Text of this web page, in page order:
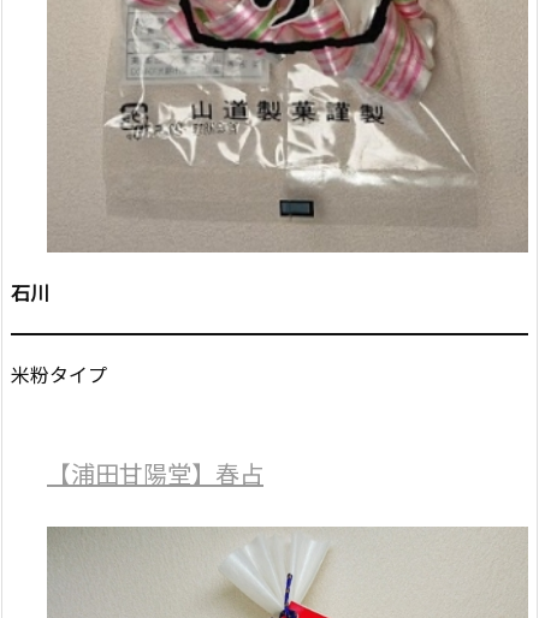
石川
米粉タイプ
【浦田甘陽堂】春占